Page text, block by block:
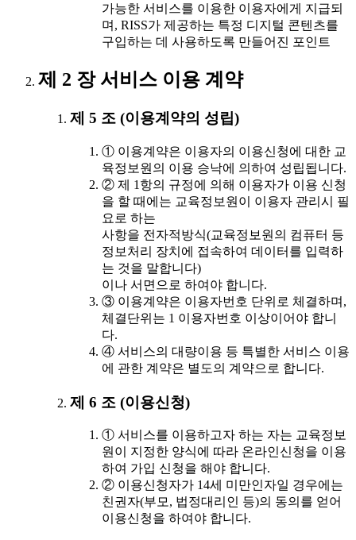
가능한 서비스를 이용한 이용자에게 지급되
며, RISS가 제공하는 특정 디지털 콘텐츠를
구입하는 데 사용하도록 만들어진 포인트
제 2 장 서비스 이용 계약
제 5 조 (이용계약의 성립)
① 이용계약은 이용자의 이용신청에 대한 교
육정보원의 이용 승낙에 의하여 성립됩니다.
② 제 1항의 규정에 의해 이용자가 이용 신청
을 할 때에는 교육정보원이 이용자 관리시 필
요로 하는
사항을 전자적방식(교육정보원의 컴퓨터 등
정보처리 장치에 접속하여 데이터를 입력하
는 것을 말합니다)
이나 서면으로 하여야 합니다.
③ 이용계약은 이용자번호 단위로 체결하며,
체결단위는 1 이용자번호 이상이어야 합니
다.
④ 서비스의 대량이용 등 특별한 서비스 이용
에 관한 계약은 별도의 계약으로 합니다.
제 6 조 (이용신청)
① 서비스를 이용하고자 하는 자는 교육정보
원이 지정한 양식에 따라 온라인신청을 이용
하여 가입 신청을 해야 합니다.
② 이용신청자가 14세 미만인자일 경우에는
친권자(부모, 법정대리인 등)의 동의를 얻어
이용신청을 하여야 합니다.